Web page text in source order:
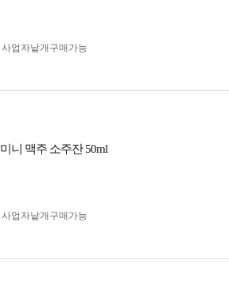
사업자 낱개구매가능
미니 맥주 소주잔 50ml
사업자 낱개구매가능